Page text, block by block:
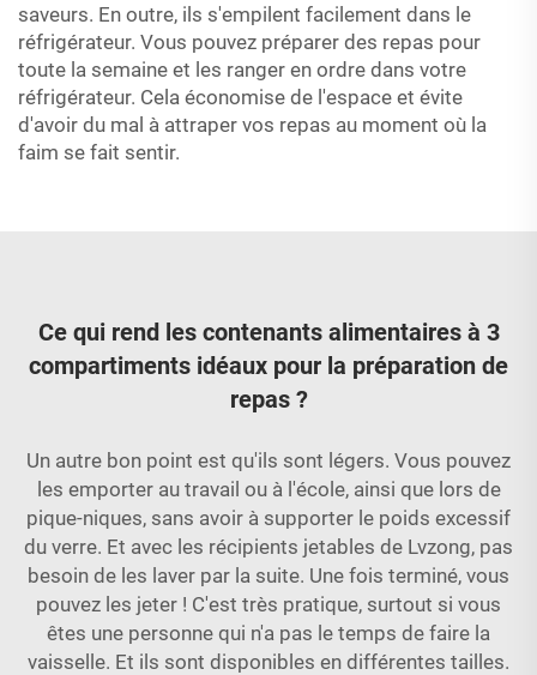
saveurs. En outre, ils s'empilent facilement dans le
réfrigérateur. Vous pouvez préparer des repas pour
toute la semaine et les ranger en ordre dans votre
réfrigérateur. Cela économise de l'espace et évite
d'avoir du mal à attraper vos repas au moment où la
faim se fait sentir.
Ce qui rend les contenants alimentaires à 3
compartiments idéaux pour la préparation de
repas ?
Un autre bon point est qu'ils sont légers. Vous pouvez
les emporter au travail ou à l'école, ainsi que lors de
pique-niques, sans avoir à supporter le poids excessif
du verre. Et avec les récipients jetables de Lvzong, pas
besoin de les laver par la suite. Une fois terminé, vous
pouvez les jeter ! C'est très pratique, surtout si vous
êtes une personne qui n'a pas le temps de faire la
vaisselle. Et ils sont disponibles en différentes tailles.